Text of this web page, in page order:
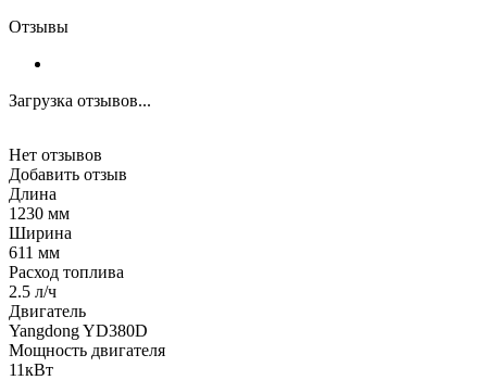
Отзывы
Загрузка отзывов...
Нет отзывов
Добавить отзыв
Длина
1230 мм
Ширина
611 мм
Расход топлива
2.5 л/ч
Двигатель
Yangdong YD380D
Мощность двигателя
11кВт